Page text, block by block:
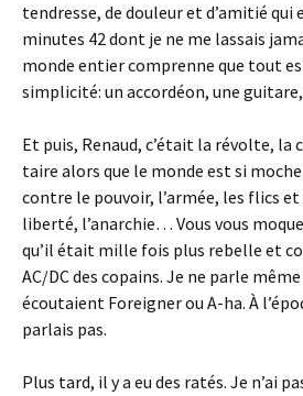
tendresse, de douleur et d’amitié qui
minutes 42 dont je ne me lassais
monde entier comprenne que tout
simplicité: un accordéon, une guitare,
Et puis, Renaud, c’était la révolte, la
taire alors que le monde est si
contre le pouvoir, l’armée, les flics et
liberté, l’anarchie… Vous vous
qu’il était mille fois plus rebelle et
AC/DC des copains. Je ne parle même
écoutaient Foreigner ou A-ha. À
parlais pas.
Plus tard, il y a eu des ratés. Je n’ai